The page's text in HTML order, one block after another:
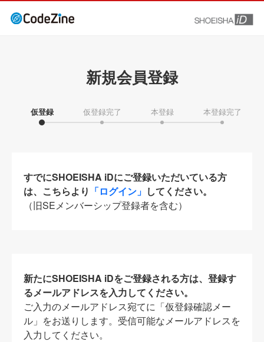
新規会員登録
仮登録 仮登録完了 本登録 本登録完了
すでにSHOEISHA iDにご登録いただいている方
は、こちらより 「ログイン」 してください。
（旧SEメンバーシップ登録者を含む）
新たにSHOEISHA iDをご登録される方は、登録す
るメールアドレスを入力してください。
ご入力のメールアドレス宛てに「仮登録確認メー
ル」をお送りします。受信可能なメールアドレスを
入力してください。